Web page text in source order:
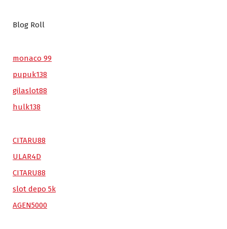
Blog Roll
monaco 99
pupuk138
gilaslot88
hulk138
CITARU88
ULAR4D
CITARU88
slot depo 5k
AGEN5000